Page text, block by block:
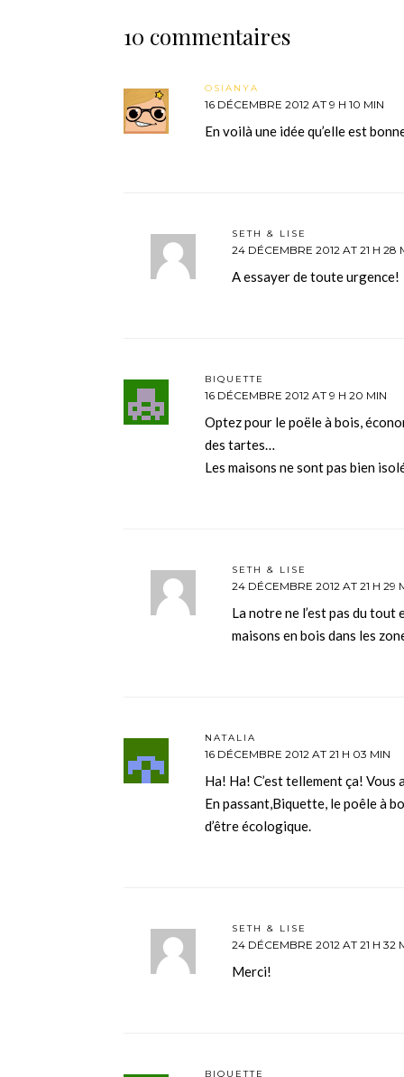
10 commentaires
OSIANYA
16 DÉCEMBRE 2012 AT 9 H 10 MIN
En voilà une idée qu’elle est
SETH & LISE
24 DÉCEMBRE 2012 AT 21 H 28
A essayer de toute urgence!
BIQUETTE
16 DÉCEMBRE 2012 AT 9 H 20 MIN
Optez pour le poële à bois,
des tartes…
Les maisons ne sont pas bien
SETH & LISE
24 DÉCEMBRE 2012 AT 21 H 29
La notre ne l’est pas du
maisons en bois dans les
NATALIA
16 DÉCEMBRE 2012 AT 21 H 03 MIN
Ha! Ha! C’est tellement ça! Vous
En passant,Biquette, le poêle à
d’être écologique.
SETH & LISE
24 DÉCEMBRE 2012 AT 21 H 32
Merci!
BIQUETTE